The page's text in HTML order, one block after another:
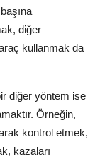
diğer
kullanmak da
diğer yöntem ise
Örneğin,
kontrol etmek,
kazaları